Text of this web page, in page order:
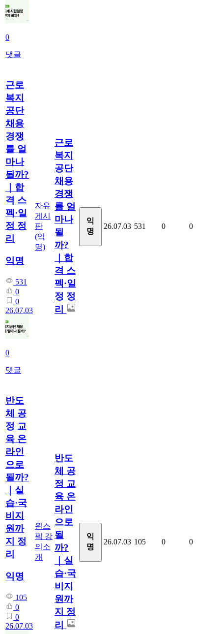
0
댓글
근로
복지
공단
채용
경쟁
률 얼
마나
될까?
｜합
격 스
펙·일
정 정
리
익명
531
0
0
26.07.03
0
댓글
자유
게시
판
(익
명)
근로
복지
공단
채용
경쟁
률 얼
마나
될
까?
｜합
격 스
펙·일
정 정
리
익
명
26.07.03 531 0 0
반도
체 공
정 교
육 온
라인
으로
될까?
｜실
습·국
비지
원까
지 정
리
익명
105
0
0
26.07.03
윈스
펙 강
의소
개
반도
체 공
정 교
육 온
라인
으로
될
까?
｜실
습·국
비지
원까
지 정
리
익
명
26.07.03 105 0 0